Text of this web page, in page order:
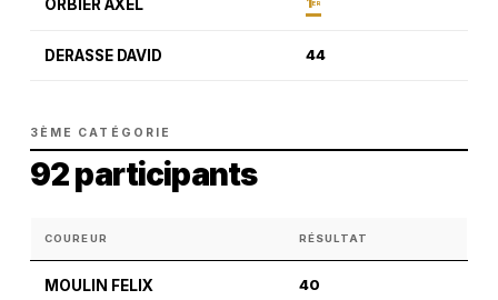
ORBIER AXEL ER
DERASSE DAVID 44
3ÈME CATÉGORIE
92 participants
COUREUR RÉSULTAT
MOULIN FELIX 40